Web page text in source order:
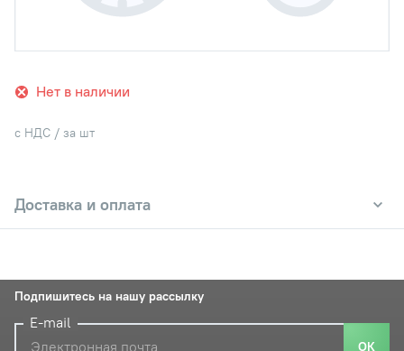
Нет в наличии
с НДС / за шт
Доставка и оплата
Подпишитесь на нашу рассылку
E-mail
ОК